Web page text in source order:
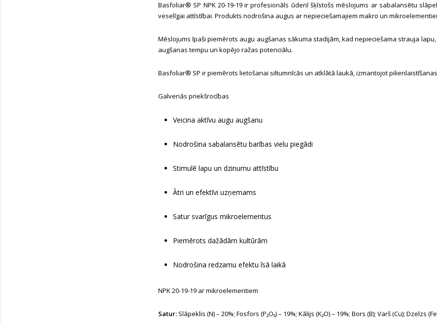
Basfoliar® SP NPK 20-19-19 ir profesionāls ūdenī šķīstošs mēslojums ar sabalansētu
veselīgai attīstībai. Produkts nodrošina augus ar nepieciešamajiem makro un
Mēslojums īpaši piemērots augu augšanas sākuma stadijām, kad nepieciešama strauja
augšanas tempu un kopējo ražas potenciālu.
Basfoliar® SP ir piemērots lietošanai siltumnīcās un atklātā laukā, izmantojot
Galvenās priekšrocības
Veicina aktīvu augu augšanu
Nodrošina sabalansētu barības vielu piegādi
Stimulē lapu un dzinumu attīstību
Ātri un efektīvi uzņemams
Satur svarīgus mikroelementus
Piemērots dažādām kultūrām
Nodrošina redzamu efektu īsā laikā
NPK 20-19-19 ar mikroelementiem
Satur: Slāpeklis (N) – 20%; Fosfors (P₂O₅) – 19%; Kālijs (K₂O) – 19%; Bors (B); Varš (Cu); Dzelzs